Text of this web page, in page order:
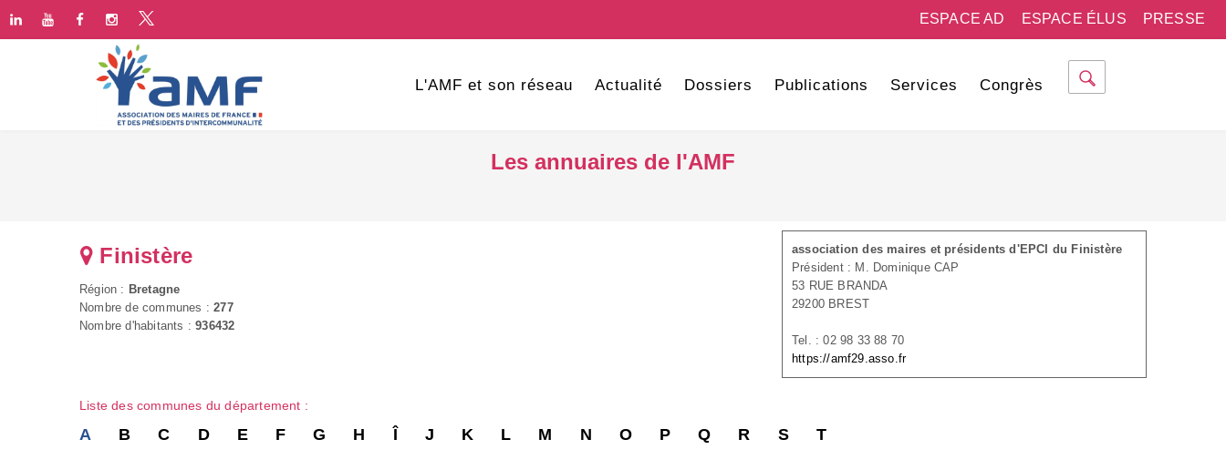
PRESSE
ESPACE ÉLUS
ESPACE AD
L'AMF et son réseau Actualité Dossiers Publications Services Congrès
Les annuaires de l'AMF
association des maires et présidents d'EPCI du Finistère
Président : M. Dominique CAP
53 RUE BRANDA
29200 BREST
Tel. : 02 98 33 88 70
https://amf29.asso.fr
Finistère
Région : Bretagne
Nombre de communes :277
Nombre d'habitants :936432
Liste des communes du département :
A B C D E F G H Î J K L M N O P Q R S T